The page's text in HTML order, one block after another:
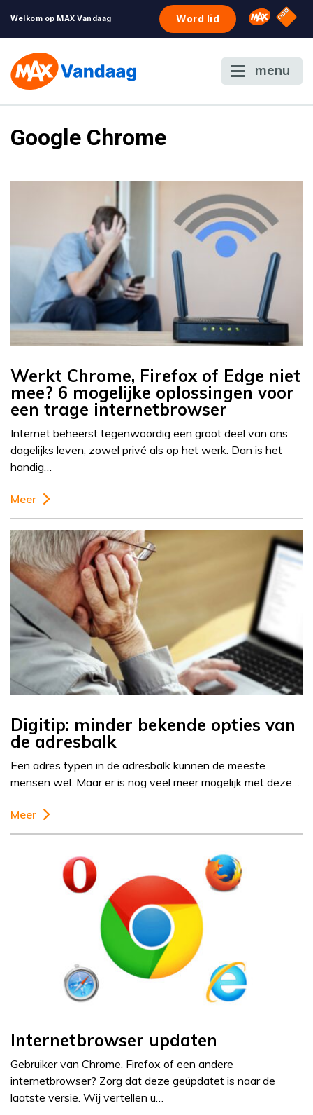
Welkom op MAX Vandaag Word lid Omroep
NPO
menu
Google Chrome
Werkt Chrome, Firefox of Edge niet
mee? 6 mogelijke oplossingen voor
een trage internetbrowser
Internet beheerst tegenwoordig een groot deel van ons
dagelijks leven, zowel privé als op het werk. Dan is het
handig…
Meer
Digitip: minder bekende opties van
de adresbalk
Een adres typen in de adresbalk kunnen de meeste
mensen wel. Maar er is nog veel meer mogelijk met deze…
Meer
Internetbrowser updaten
Gebruiker van Chrome, Firefox of een andere
internetbrowser? Zorg dat deze geüpdatet is naar de
laatste versie. Wij vertellen u…